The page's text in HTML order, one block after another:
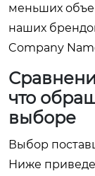
меньших
наших
Company
что
выборе
Выбор
Ниже